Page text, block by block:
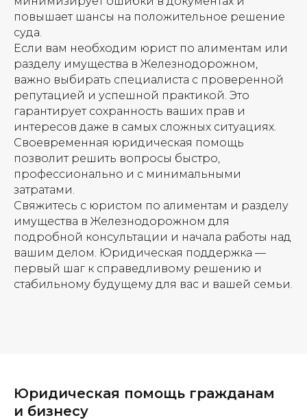
повышает шансы на положительное решение
суда.
Если вам необходим юрист по алиментам или
разделу имущества в Железнодорожном,
важно выбирать специалиста с проверенной
репутацией и успешной практикой. Это
гарантирует сохранность ваших прав и
интересов даже в самых сложных ситуациях.
Своевременная юридическая помощь
позволит решить вопросы быстро,
профессионально и с минимальными
затратами.
Свяжитесь с юристом по алиментам и разделу
имущества в Железнодорожном для
подробной консультации и начала работы над
вашим делом. Юридическая поддержка —
первый шаг к справедливому решению и
стабильному будущему для вас и вашей семьи.
Юридическая помощь гражданам
и бизнесу